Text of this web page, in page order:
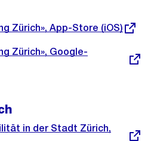
Zürich», App-Store (iOS)
Zürich», Google-
in der Stadt Zürich,